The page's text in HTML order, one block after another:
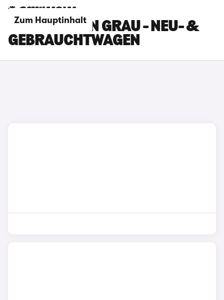
Zum Hauptinhalt
BYD DOLPHIN GRAU - NEU- &
GEBRAUCHTWAGEN